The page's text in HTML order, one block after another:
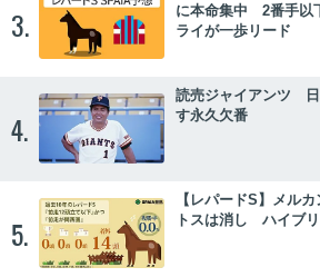
3.
に本命集中 2番手以
ライが一歩リード
4.
読売ジャイアンツ
す永久欠番
5.
【レパードS】メル
トスは消し ハイブ